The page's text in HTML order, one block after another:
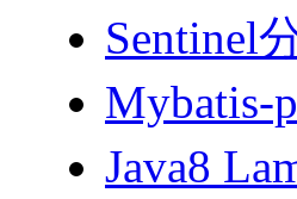
Sentinel
Mybatis-
Java8